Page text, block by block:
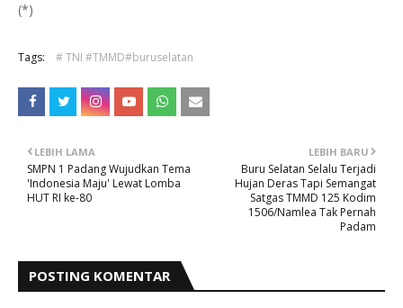
(*)
Tags: # TNI #TMMD#buruselatan
LEBIH BARU
Buru Selatan Selalu Terjadi
Hujan Deras Tapi Semangat
Satgas TMMD 125 Kodim
1506/Namlea Tak Pernah
Padam
LEBIH LAMA
SMPN 1 Padang Wujudkan Tema
'Indonesia Maju' Lewat Lomba
HUT RI ke-80
POSTING KOMENTAR